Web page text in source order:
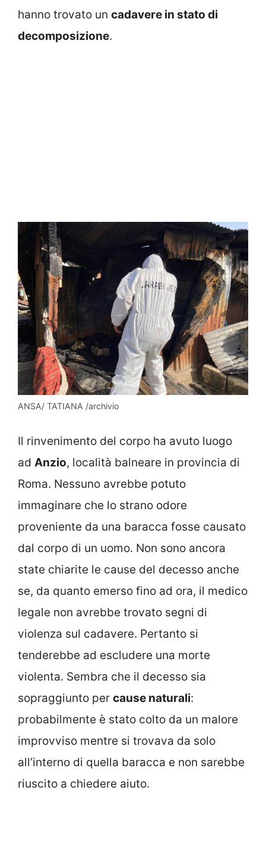
hanno trovato un cadavere in stato di
decomposizione.
ANSA/ TATIANA /archivio
Il rinvenimento del corpo ha avuto luogo
ad Anzio, località balneare in provincia di
Roma. Nessuno avrebbe potuto
immaginare che lo strano odore
proveniente da una baracca fosse causato
dal corpo di un uomo. Non sono ancora
state chiarite le cause del decesso anche
se, da quanto emerso fino ad ora, il medico
legale non avrebbe trovato segni di
violenza sul cadavere. Pertanto si
tenderebbe ad escludere una morte
violenta. Sembra che il decesso sia
sopraggiunto per cause naturali:
probabilmente è stato colto da un malore
improvviso mentre si trovava da solo
all’interno di quella baracca e non sarebbe
riuscito a chiedere aiuto.